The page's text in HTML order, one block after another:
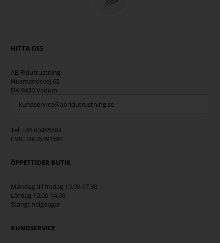
HITTA OSS
AB Ridutrustning
Husmandsvej 65
DK-9430 Vadum
kundservice@abridutrustning.se
Tel. +45 60485584
CVR.: DK35391584
ÖPPETTIDER BUTIK
Måndag till fredag 10.00-17.30
Lördag 10.00-14.00
Stängt helgdagar
KUNDSERVICE